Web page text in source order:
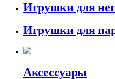
Игрушки для
Игрушки для
Аксессуары